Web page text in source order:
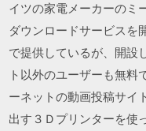
イツの家電メーカーのミ
ダウンロードサービスを
で提供しているが、開設
ト以外のユーザーも無料
ーネットの動画投稿サイ
出す３Ｄプリンターを使